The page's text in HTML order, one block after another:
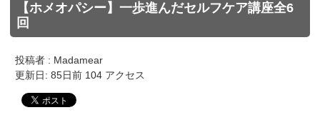
【ホメオパシー】一歩進んだセルフケア講座全6
回
投稿者 : Madamear
更新日: 85日前 104 アクセス